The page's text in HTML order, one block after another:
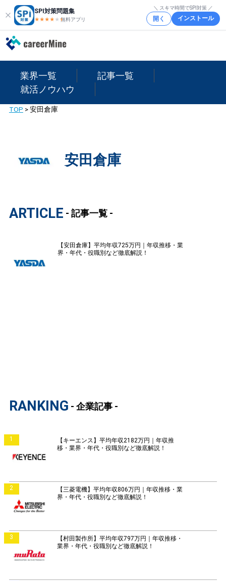
SPI対策問題集
★★★★ ★★
無料アプリ
＼ スキマ時間でSPI対策 ／
開く インストール
業界一覧
記事一覧
就活ノウハウ
TOP >安田倉庫
安田倉庫
ARTICLE - 記事一覧 -
【安田倉庫】平均年収725万円｜年収推移・業
界・年代・役職別など徹底解説！
RANKING - 企業記事 -
1
【キーエンス】平均年収2182万円｜年収推
移・業界・年代・役職別など徹底解説！
2
【三菱電機】平均年収806万円｜年収推移・業
界・年代・役職別など徹底解説！
3
【村田製作所】平均年収797万円｜年収推移・
業界・年代・役職別など徹底解説！